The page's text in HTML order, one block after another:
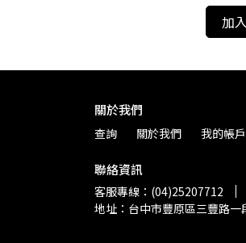
加
關於我們
查詢 關於我們 我的帳戶
聯絡資訊
客服專線：(04)25207712
地址：台中市豐原區三豐路一